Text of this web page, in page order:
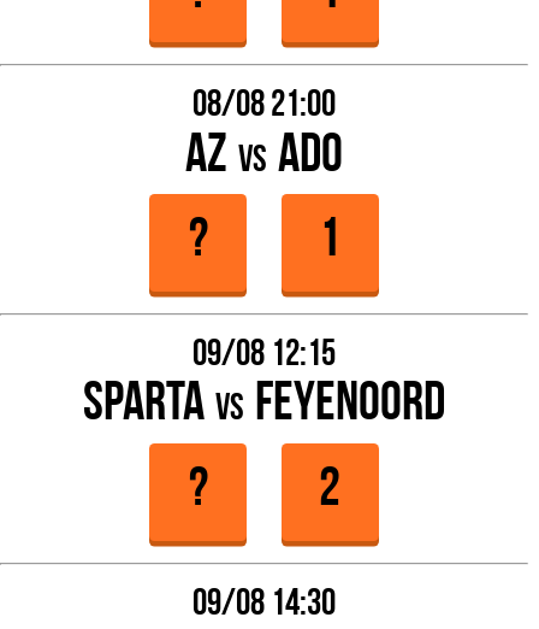
08/08 21:00
AZ vs Ado
09/08 12:15
Sparta vs Feyenoord
09/08 14:30